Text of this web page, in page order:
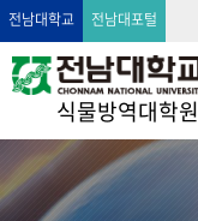
전남대학교 전남대포털
식물방역대학원